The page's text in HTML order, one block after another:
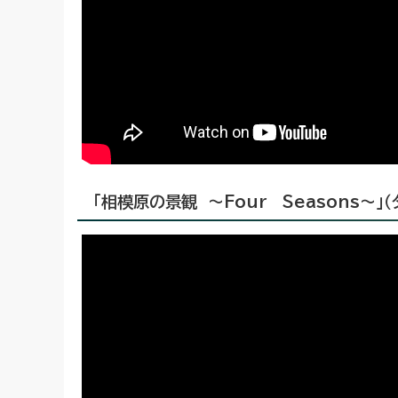
「相模原の景観 ～Four Seasons～」（ダ